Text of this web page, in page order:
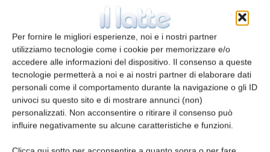
Per fornire le migliori esperienze, noi e i nostri partner
utilizziamo tecnologie come i cookie per memorizzare e/o
accedere alle informazioni del dispositivo. Il consenso a queste
tecnologie permetterà a noi e ai nostri partner di elaborare dati
personali come il comportamento durante la navigazione o gli ID
univoci su questo sito e di mostrare annunci (non)
personalizzati. Non acconsentire o ritirare il consenso può
influire negativamente su alcune caratteristiche e funzioni.
In Europa, calo inferiore al previsto
Per la divisione Europa (che comprende Benelux,
Germania, Regno Unito, Italia e Austria), le vendite sono
state di 230,8 milioni CHF (anno precedente CHF 233,9
milioni), con un decremento dell’1,3% (-0,7% organico).
I prodotti freschi hanno registrato una crescita organica
grazie a Emmi Caffè Latte nel Regno Unito, Austria e